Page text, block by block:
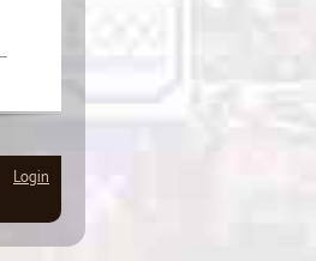
Login